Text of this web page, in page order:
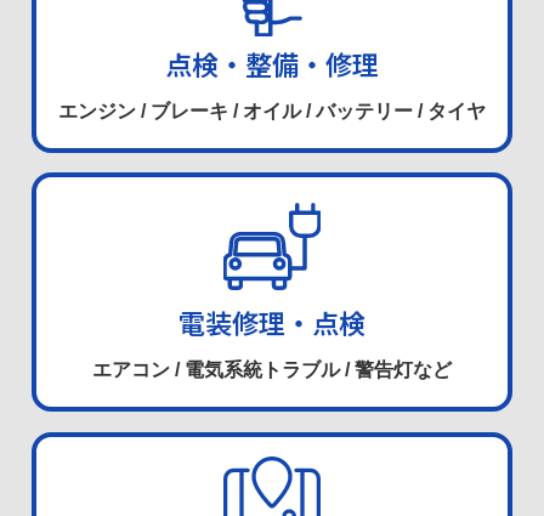
点検・整備・修理
エンジン / ブレーキ / オイル / バッテリー / タイヤ
電装修理・点検
エアコン / 電気系統トラブル / 警告灯など